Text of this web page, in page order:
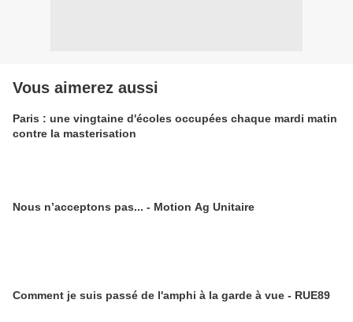
Vous aimerez aussi
Paris : une vingtaine d'écoles occupées chaque mardi matin
contre la masterisation
Nous n’acceptons pas... - Motion Ag Unitaire
Comment je suis passé de l'amphi à la garde à vue - RUE89